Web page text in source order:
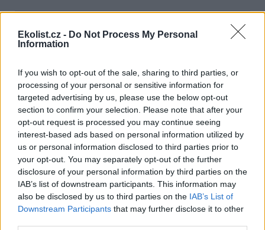
Ekolist.cz - Do Not Process My Personal
Information
If you wish to opt-out of the sale, sharing to third parties, or
processing of your personal or sensitive information for
targeted advertising by us, please use the below opt-out
section to confirm your selection. Please note that after your
opt-out request is processed you may continue seeing
interest-based ads based on personal information utilized by
us or personal information disclosed to third parties prior to
your opt-out. You may separately opt-out of the further
disclosure of your personal information by third parties on the
IAB’s list of downstream participants. This information may
also be disclosed by us to third parties on the IAB’s List of
Downstream Participants that may further disclose it to other
Martin Nawrath: I v případě environmentálního žalu
platí, že sdílená bolest je poloviční bolest
Ekologická úzkost,
environmentální žal, klimatický
smutek. Jsou to nové
fenomény, nebo prožívali
podobné pocity i lidé v
minulosti? Obavy z měnícího se životního prostředí jsou na jednu
stranu přirozené a racionální. Někdy ale mohou narůst až do
takové míry, že člověka paralyzují. Jak poznáme, že nastal čas říci si
o podporu nebo pomoc a kde ji hledat? I o tom jsme hovořili s
Martinem Nawrathem, terapeutem a facilitátorem zabývajícím se
péčí o duševní zdraví také v kontextu probíhající klimatické krize a
proměn životního prostředí.
„Furt ve střehu.“ Manažer přírody Vilém Jurek o